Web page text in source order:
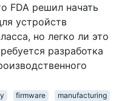
FDA решил начать
устройств
но легко ли это
разработка
firmware
manufacturing